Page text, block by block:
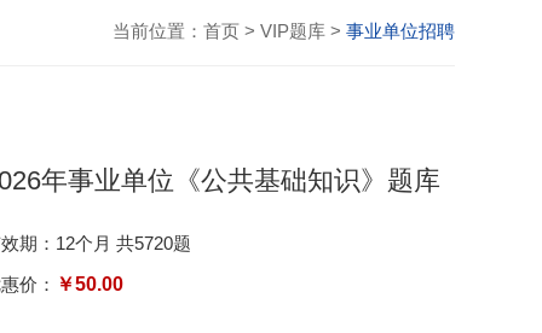
当前位置： 首页 > VIP题库 > 事业单位招聘
年事业单位《公共基础知识》题库
期：12个月 共5720题
价： ￥50.00